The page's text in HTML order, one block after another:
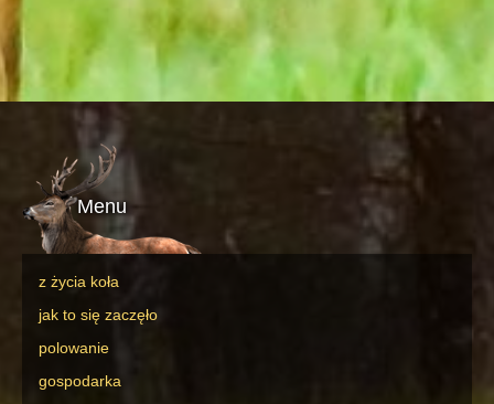
Menu
z życia koła
jak to się zaczęło
polowanie
gospodarka